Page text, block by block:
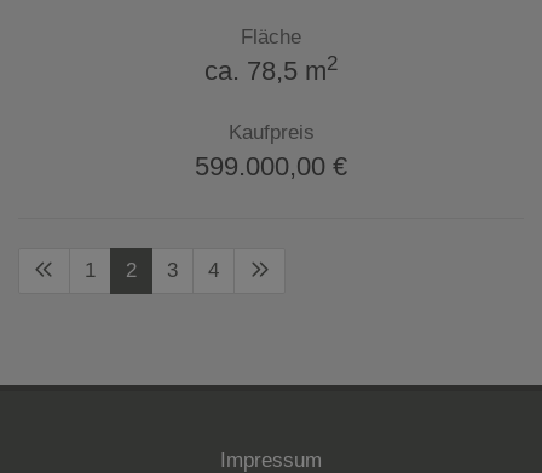
Fläche
ca. 78,5 m2
Kaufpreis
599.000,00 €
1 2 3 4
Impressum